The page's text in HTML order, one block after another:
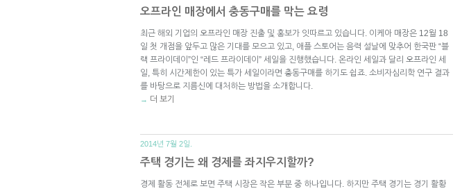
오프라인 매장에서 충동구매를 막는 요령
최근 해외 기업의 오프라인 매장 진출 및 홍보가 잇따르고 있습니다. 이케아 매장은 12월 18
일 첫 개점을 앞두고 많은 기대를 모으고 있고, 애플 스토어는 음력 설날에 맞추어 한국판 “블
랙 프라이데이”인 “레드 프라이데이” 세일을 진행했습니다. 온라인 세일과 달리 오프라인 세
일, 특히 시간제한이 있는 특가 세일이라면 충동구매를 하기도 쉽죠. 소비자심리학 연구 결과
를 바탕으로 지름신에 대처하는 방법을 소개합니다.
→ 더 보기
2014년 7월 2일.
주택 경기는 왜 경제를 좌지우지할까?
경제 활동 전체로 보면 주택 시장은 작은 부분 중 하나입니다. 하지만 주택 경기는 경기 활황